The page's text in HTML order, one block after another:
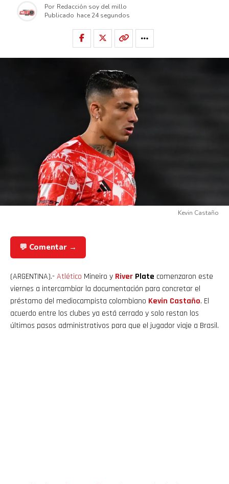
Por Redacción soy del millo
Publicado hace 24 segundos
Kevin Castaño
💬 Comentar →
(ARGENTINA).-Atlético Mineiro y River Plate comenzaron este
viernes a intercambiar la documentación para concretar el
préstamo del mediocampista colombiano Kevin Castaño. El
acuerdo entre los clubes ya está cerrado y solo restan los
últimos pasos administrativos para que el jugador viaje a Brasil.